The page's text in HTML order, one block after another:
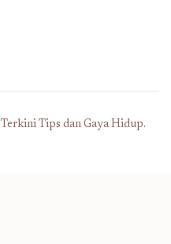
Tips dan Gaya Hidup.